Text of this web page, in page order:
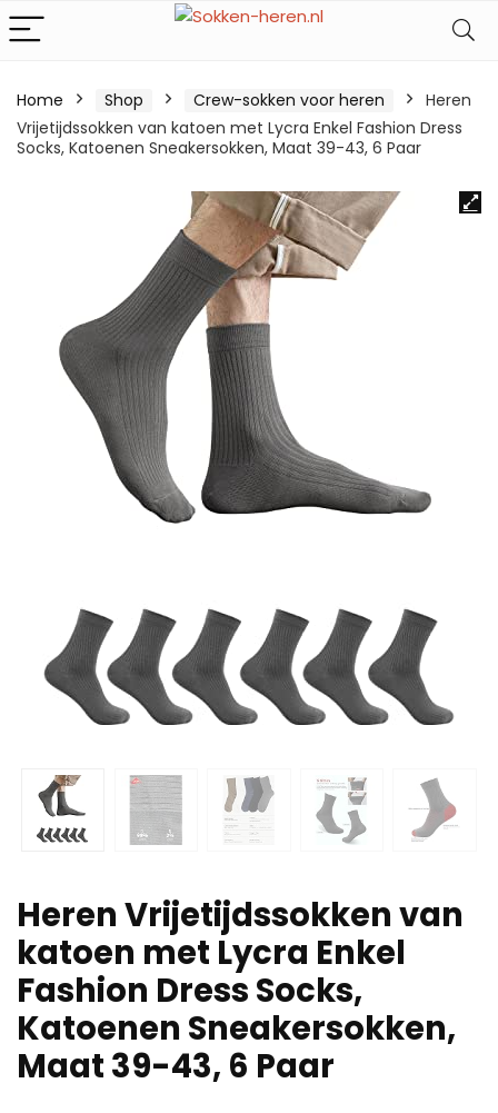
Home Shop Crew-sokken voor heren
Heren
Vrijetijdssokken van katoen met Lycra Enkel Fashion Dress
Socks, Katoenen Sneakersokken, Maat 39-43, 6 Paar
Heren Vrijetijdssokken van
katoen met Lycra Enkel
Fashion Dress Socks,
Katoenen Sneakersokken,
Maat 39-43, 6 Paar